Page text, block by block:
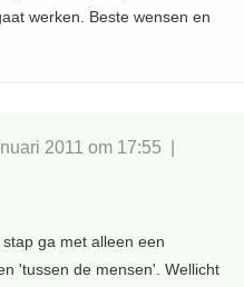
werken. Beste wensen en
2011 om 17:55 |
ga met alleen een
'tussen de mensen'. Wellicht